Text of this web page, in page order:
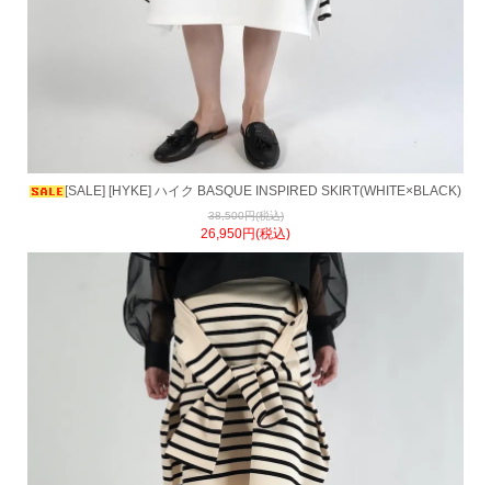
[SALE] [HYKE] ハイク BASQUE INSPIRED SKIRT(WHITE×BLACK)
38,500円(税込)
26,950円(税込)